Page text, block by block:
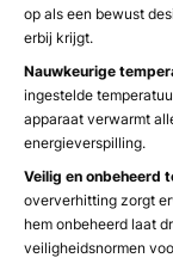
op als een bewust
erbij krijgt.
Nauwkeurige
ingestelde
apparaat verwarmt
energieverspilling.
Veilig en onbeheerd
oververhitting zorgt
hem onbeheerd laat
veiligheidsnormen